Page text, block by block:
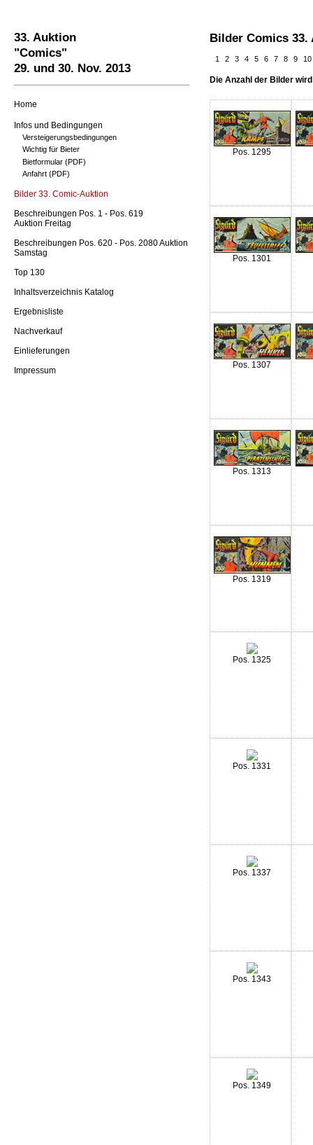
33. Auktion
"Comics"
29. und 30. Nov. 2013
Home
Infos und Bedingungen
Versteigerungsbedingungen
Wichtig für Bieter
Bietformular (PDF)
Anfahrt (PDF)
Bilder 33. Comic-Auktion
Beschreibungen Pos. 1 - Pos. 619
Auktion Freitag
Beschreibungen Pos. 620 - Pos. 2080 Auktion
Samstag
Top 130
Inhaltsverzeichnis Katalog
Ergebnisliste
Nachverkauf
Einlieferungen
Impressum
Bilder Comics 33.
1 2 3 4 5 6 7 8 9 10
Die Anzahl der Bilder
Pos. 1295
Pos. 1301
Pos. 1307
Pos. 1313
Pos. 1319
Pos. 1325
Pos. 1331
Pos. 1337
Pos. 1343
Pos. 1349